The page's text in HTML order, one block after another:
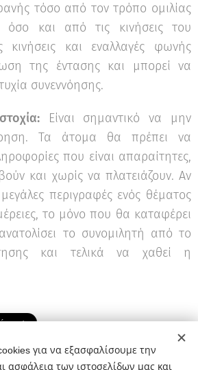
τόσο από τον τρόπο ομιλίας
όσο και από τις κινήσεις του
κινήσεις και εναλλαγές φωνής
της έντασης και μπορεί να
συνεννόησης.
Είναι σημαντικό να μην
Τα άτομα θα πρέπει να
που είναι απαραίτητες,
και χωρίς να πλατειάζουν. Αν
μεγάλες περιγραφές ενός θέματος
το μόνο που θα καταφέρει
το συνομιλητή από το
και τελικά να χαθεί η
για να εξασφαλίσουμε την
ασφάλεια των ιστοσελίδων μας και